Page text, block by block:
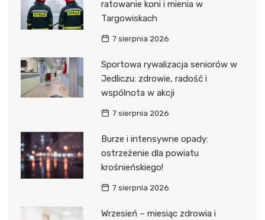
ratowanie koni i mienia w
Targowiskach
7 sierpnia 2026
Sportowa rywalizacja seniorów w
Jedliczu: zdrowie, radość i
wspólnota w akcji
7 sierpnia 2026
Burze i intensywne opady:
ostrzeżenie dla powiatu
krośnieńskiego!
7 sierpnia 2026
Wrzesień – miesiąc zdrowia i